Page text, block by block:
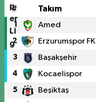
# Takım
1 Amed
2 Erzurumspor FK
3 Başakşehir
4 Kocaelispor
5 Beşiktaş